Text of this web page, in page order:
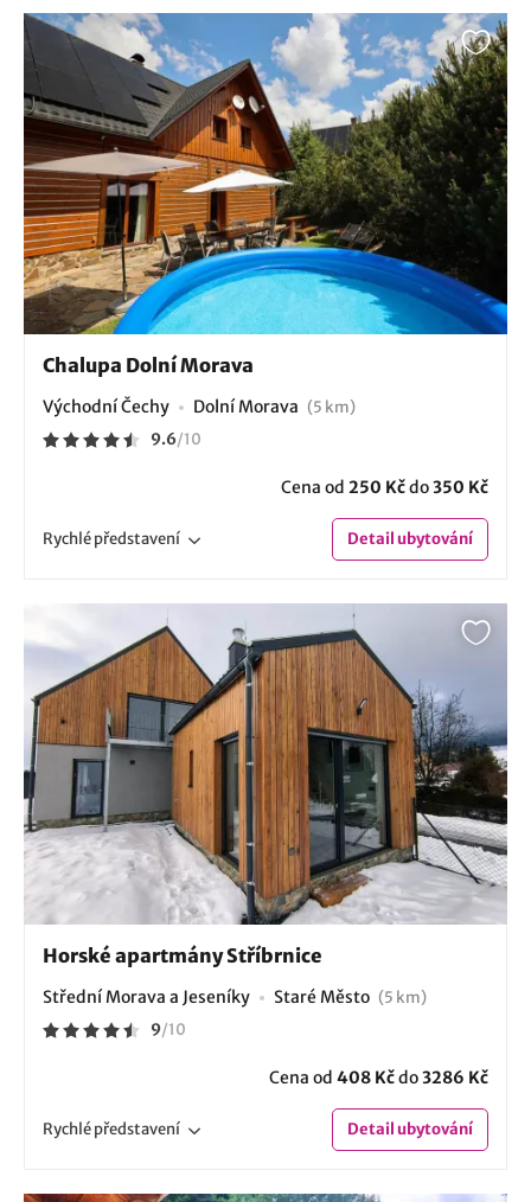
Chalupa Dolní Morava
Východní Čechy Dolní Morava (5 km)
9.6/10
Cena od 250 Kčdo350 Kč
Rychlépředstavení Detailubytování
Horské apartmány Stříbrnice
Střední Morava a Jeseníky Staré Město (5 km)
9/10
Cena od 408 Kčdo3286 Kč
Rychlépředstavení Detailubytování